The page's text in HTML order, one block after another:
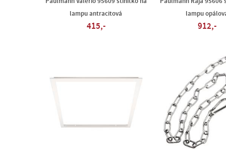
lampu antracitová
415,-
lampu
912,-